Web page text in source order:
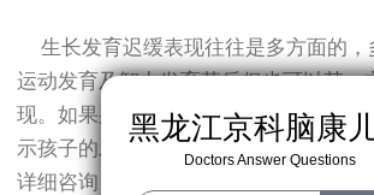
生长发育迟缓表现往往是多方面的，
运动发育及智力发育落后但也可以某一
现。如果身高、体重、头围的测量值都
示孩子的发育出现了全面的迟缓，应该
详细咨询，以确认是否需要做进一步的
黑龙江京科脑康
Doctors Answer Questions